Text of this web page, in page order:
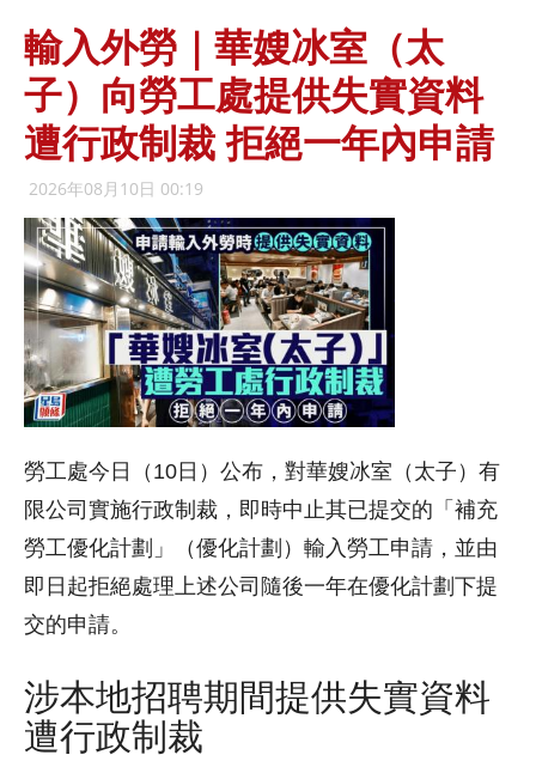
輸入外勞｜華嫂冰室（太
子）向勞工處提供失實資料
遭行政制裁 拒絕一年內申請
2026年08月10日 00:19
​勞工處今日（10日）公布，對華嫂冰室（太子）有
限公司實施行政制裁，即時中止其已提交的「補充
勞工優化計劃」（優化計劃）輸入勞工申請，並由
即日起拒絕處理上述公司隨後一年在優化計劃下提
交的申請。
涉本地招聘期間提供失實資料
遭行政制裁